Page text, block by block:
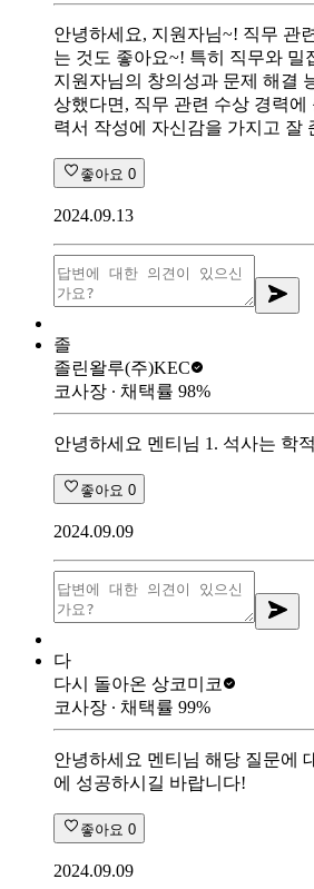
안녕하세요, 지원자님~! 직무 관
는 것도 좋아요~! 특히 직무와
지원자님의 창의성과 문제 해결
상했다면, 직무 관련 수상 경력
력서 작성에 자신감을 가지고 잘
좋아요 0
2024.09.13
졸
졸린왈루(주)KEC
코사장 ∙ 채택률 98%
안녕하세요 멘티님 1. 석사는 학
좋아요 0
2024.09.09
다
다시 돌아온 상코미코
코사장 ∙ 채택률 99%
안녕하세요 멘티님 해당 질문에
에 성공하시길 바랍니다!
좋아요 0
2024.09.09